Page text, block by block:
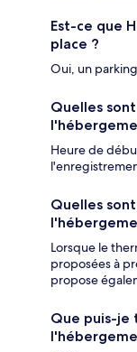
Est-ce que
place ?
Oui, un
Quelles
Heure de
Quelles
Lorsque le
proposées à
propose
Que puis-je